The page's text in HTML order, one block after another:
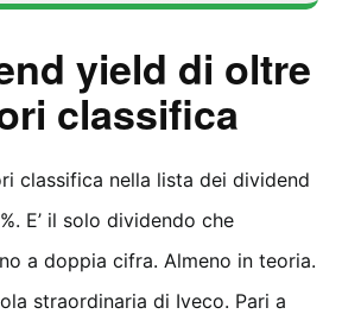
yield di oltre
classifica
classifica nella lista dei dividend
E’ il solo dividendo che
a doppia cifra. Almeno in teoria.
straordinaria di Iveco. Pari a